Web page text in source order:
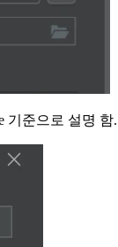
기준으로 설명 함.